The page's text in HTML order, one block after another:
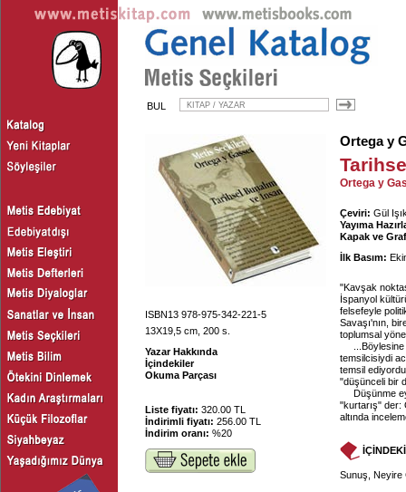
BUL
ISBN13 978-975-342-221-5
13X19,5 cm, 200 s.
Yazar Hakkında
İçindekiler
Okuma Parçası
Liste fiyatı: 320.00 TL
İndirimli fiyatı: 256.00 TL
İndirim oranı: %20
Ortega y
Ortega y
Çeviri: Gül
Yayıma
Kapak ve
İlk Basım:
"Kavşak
İspanyol
felsefeyle
Savaşı'nın,
toplumsal
temsilcisiydi
temsil
"düşünceli bir
Düşünme
"kurtarış" der:
altında
Sunuş, Neyire